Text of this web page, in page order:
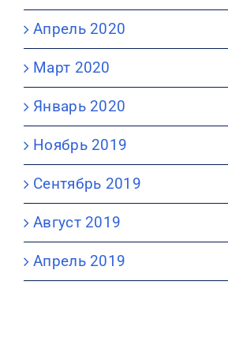
Апрель 2020
Март 2020
Январь 2020
Ноябрь 2019
Сентябрь 2019
Август 2019
Апрель 2019